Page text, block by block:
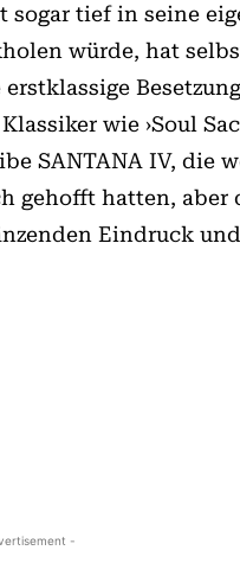
tief in seine
würde, hat
wie ›Soul
SANTANA IV, die
gehofft hatten,
Eindruck
-